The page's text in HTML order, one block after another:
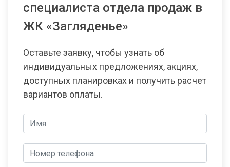
специалиста отдела продаж в
ЖК «Загляденье»
Оставьте заявку, чтобы узнать об
индивидуальных предложениях, акциях,
доступных планировках и получить расчет
вариантов оплаты.